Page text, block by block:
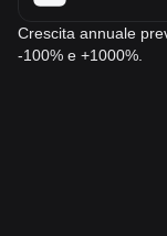
Crescita annuale
-100% e +1000%.